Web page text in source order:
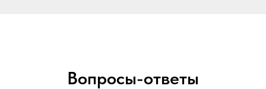
Вопросы-ответы